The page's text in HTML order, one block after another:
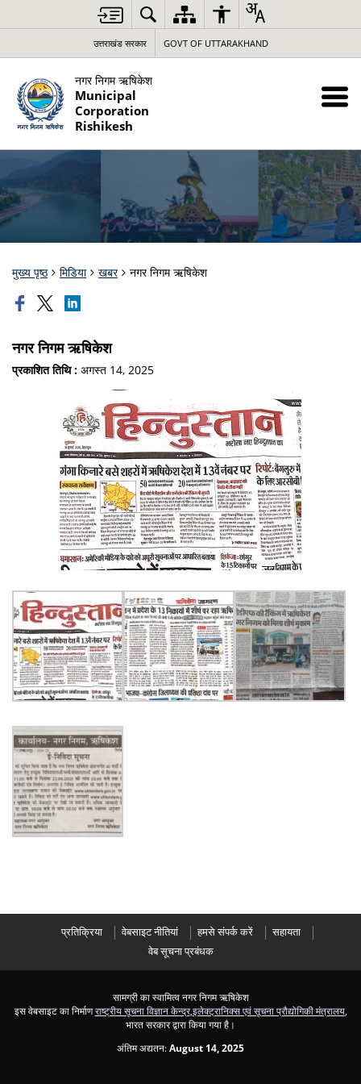
उत्तराखंड सरकार GOVT OF UTTARAKHAND
नगर निगम ऋषिकेश
Municipal
Corporation
Rishikesh
मुख्य पृष्ठ मिडिया खबर नगर निगम ऋषिकेश
नगर निगम ऋषिकेश
प्रकाशित तिथि : अगस्त 14, 2025
प्रतिक्रिया वेबसाइट नीतियां हमसे संपर्क करें
सहायता
वेब सूचना प्रबंधक
सामग्री का स्वामित्व नगर निगम ऋषिकेश
इस वेबसाइट का निर्माणराष्ट्रीय सूचना विज्ञान केन्द्र,इलेक्ट्रानिक्स एवं सूचना प्रौद्योगिकी मंत्रालय,
भारत सरकार द्वारा किया गया है।
अंतिम अद्यतन:August 14, 2025